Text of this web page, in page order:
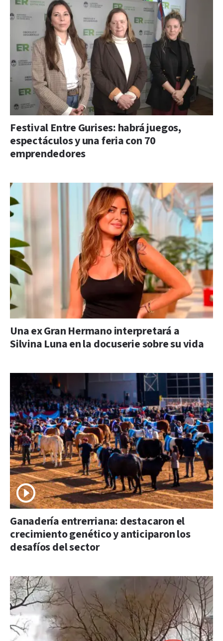
Festival Entre Gurises: habrá juegos,
espectáculos y una feria con 70
emprendedores
Una ex Gran Hermano interpretará a
Silvina Luna en la docuserie sobre su vida
Ganadería entrerriana: destacaron el
crecimiento genético y anticiparon los
desafíos del sector